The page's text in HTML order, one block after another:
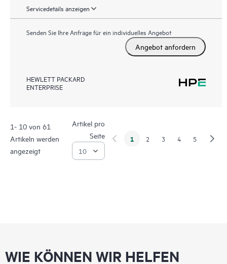
Servicedetails anzeigen
Senden Sie Ihre Anfrage für ein individuelles Angebot
Angebot anfordern
HEWLETT PACKARD
ENTERPRISE
1- 10 von 61
Artikeln werden
angezeigt
Artikel pro
Seite
1 2 3 4 5
WIE KÖNNEN WIR HELFEN